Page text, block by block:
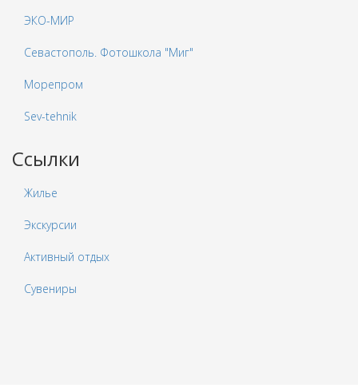
ЭКО-МИР
Севастополь. Фотошкола "Миг"
Морепром
Sev-tehnik
Ссылки
Жилье
Экскурсии
Активный отдых
Сувениры